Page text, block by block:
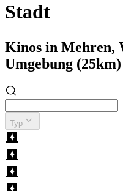
Stadt
Kinos in Mehren,
Umgebung (25km)
Typ